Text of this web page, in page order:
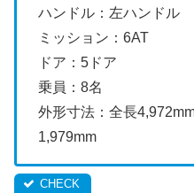
ハンドル：左ハンドル
ミッション：6AT
ドア：5ドア
乗員：8名
外形寸法：全長
1,979mm